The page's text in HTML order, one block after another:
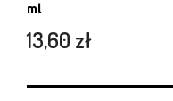
ml
13,60 zł